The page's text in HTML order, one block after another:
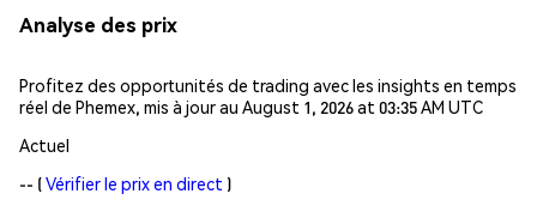
Analyse des prix
Profitez des opportunités de trading avec les insights en temps
réel de Phemex, mis à jour au August 1, 2026 at 03:35 AM UTC
Actuel
-- (Vérifier le prix en direct )